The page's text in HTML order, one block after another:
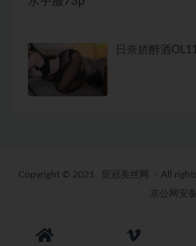
日奈娇醉酒
Copyright © 2021 皇冠美丝网 - All
京公网安